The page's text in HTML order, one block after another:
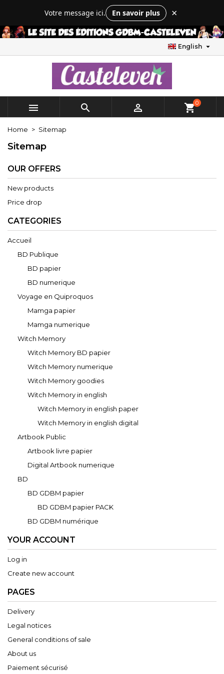
Votre message ici. En savoir plus ×
English 
   shopping_cart0
Home Sitemap
Sitemap
OUR OFFERS
New products
Price drop
CATEGORIES
Accueil
BD Publique
BD papier
BD numerique
Voyage en Quiproquos
Mamga papier
Mamga numerique
Witch Memory
Witch Memory BD papier
Witch Memory numerique
Witch Memory goodies
Witch Memory in english
Witch Memory in english paper
Witch Memory in english digital
Artbook Public
Artbook livre papier
Digital Artbook numerique
BD
BD GDBM papier
BD GDBM papier PACK
BD GDBM numérique
YOUR ACCOUNT
Log in
Create new account
PAGES
Delivery
Legal notices
General conditions of sale
About us
Paiement sécurisé
Mes listes d'envies
((modalTitle))
((cancelText)) ((modalDeleteText))
Create wishlist
Cancel Create wishlist
Sign in
You need to be logged in to save products in your
wishlist.
Cancel